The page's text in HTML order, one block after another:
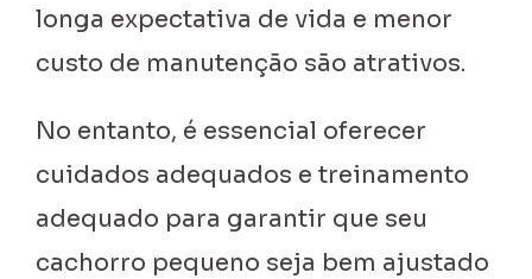
longa expectativa de vida e menor
custo de manutenção são atrativos.
No entanto, é essencial oferecer
cuidados adequados e treinamento
adequado para garantir que seu
cachorro pequeno seja bem ajustado